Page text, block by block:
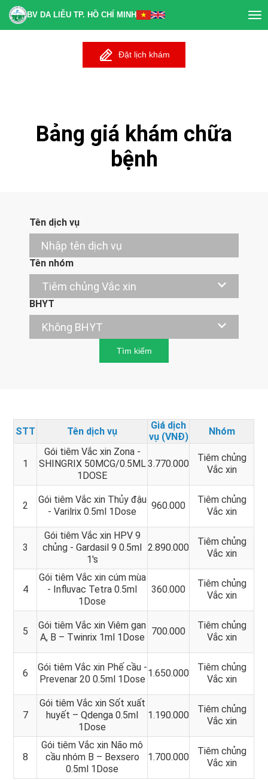
BV DA LIỄU TP. HỒ CHÍ MINH
Đặt lịch khám
Bảng giá khám chữa
bệnh
Tên dịch vụ
Tên nhóm
BHYT
STT Tên dịch vụ
Giá dịch
vụ (VNĐ)
Nhóm
1
Gói tiêm Vắc xin Zona -
SHINGRIX 50MCG/0.5ML
1DOSE
3.770.000
Tiêm chủng
Vắc xin
2
Gói tiêm Vắc xin Thủy đậu
- Varilrix 0.5ml 1Dose
960.000
Tiêm chủng
Vắc xin
3
Gói tiêm Vắc xin HPV 9
chủng - Gardasil 9 0.5ml
1's
2.890.000
Tiêm chủng
Vắc xin
4
Gói tiêm Vắc xin cúm mùa
- Influvac Tetra 0.5ml
1Dose
360.000
Tiêm chủng
Vắc xin
5
Gói tiêm Vắc xin Viêm gan
A, B – Twinrix 1ml 1Dose
700.000
Tiêm chủng
Vắc xin
6
Gói tiêm Vắc xin Phế cầu -
Prevenar 20 0.5ml 1Dose
1.650.000
Tiêm chủng
Vắc xin
7
Gói tiêm Vắc xin Sốt xuất
huyết – Qdenga 0.5ml
1Dose
1.190.000
Tiêm chủng
Vắc xin
8
Gói tiêm Vắc xin Não mô
cầu nhóm B – Bexsero
0.5ml 1Dose
1.700.000
Tiêm chủng
Vắc xin